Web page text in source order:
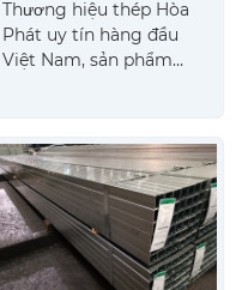
Thương hiệu thép Hòa
Phát uy tín hàng đầu
Việt Nam, sản phẩm
cả cạnh tranh nhất trên
thị trường.